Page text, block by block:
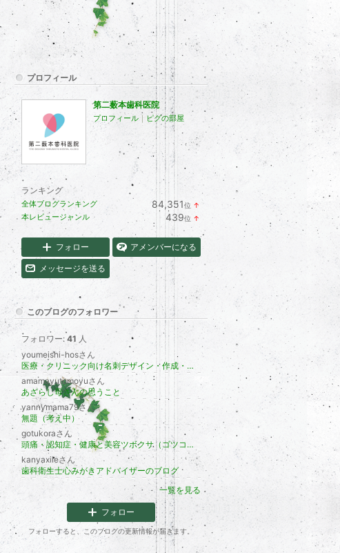
プロフィール
第二薮本歯科医院
プロフィール ｜ ピグの部屋
ランキング
全体ブログランキング 84,351位 ↑
キ
ン
本レビュージャンル 439位 ↑
ン
ン
グ
上
フォロー アメンバーになる
メッセージを送る
このブログのフォロワー
フォロワー: 41 人
youmeishi-hosさん
医療・クリニック向け名刺デザイン・作成・印刷ブログ
amamayutomoyuさん
あざらし母さんの思うこと
yannymama79さん
無題（考え中）
gotukoraさん
頭痛・認知症・健康と美容ツボクサ（ゴツコラ）研究会
kanyaxileさん
歯科衛生士心みがきアドバイザーのブログ
一覧を見る
フォロー
フォローすると、このブログの更新情報が届きます。